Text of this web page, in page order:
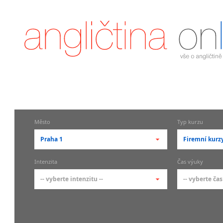
Město
Praha 1
-- vyberte město --
pražské městské části
Typ kurzu
Firemní
-- vyberte
Intenzita
-- vyberte intenzitu --
Čas výuky
-- vyberte